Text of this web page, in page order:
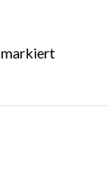
markiert